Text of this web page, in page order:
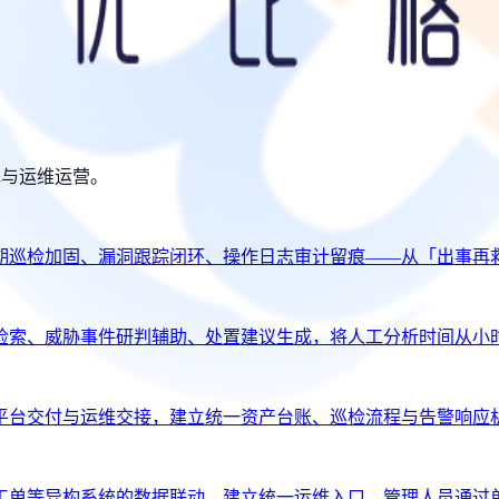
运维运营。
检加固、漏洞跟踪闭环、操作日志审计留痕——从「出事再
、威胁事件研判辅助、处置建议生成，将人工分析时间从
交付与运维交接，建立统一资产台账、巡检流程与告警响